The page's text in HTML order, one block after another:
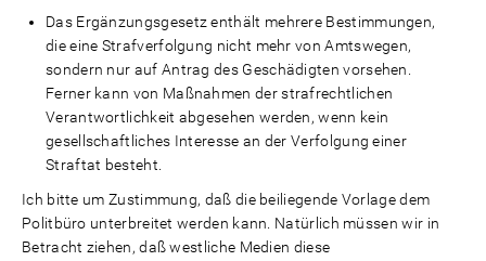
Das Ergänzungsgesetz enthält mehrere Bestimmungen,
die eine Strafverfolgung nicht mehr von Amtswegen,
sondern nur auf Antrag des Geschädigten vorsehen.
Ferner kann von Maßnahmen der strafrechtlichen
Verantwortlichkeit abgesehen werden, wenn kein
gesellschaftliches Interesse an der Verfolgung einer
Straftat besteht.
Ich bitte um Zustimmung, daß die beiliegende Vorlage dem
Politbüro unterbreitet werden kann. Natürlich müssen wir in
Betracht ziehen, daß westliche Medien diese